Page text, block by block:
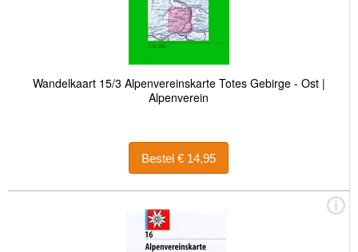
Wandelkaart 15/3 Alpenvereinskarte Totes Gebirge - Ost |
Alpenverein
Bestel € 14,95